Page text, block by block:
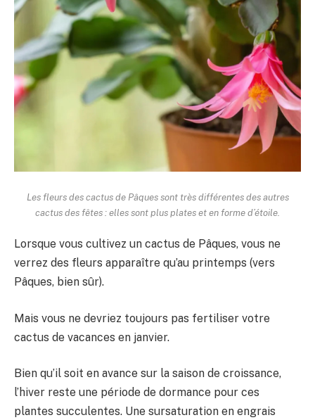
Les fleurs des cactus de Pâques sont très différentes des autres
cactus des fêtes : elles sont plus plates et en forme d’étoile.
Lorsque vous cultivez un cactus de Pâques, vous ne
verrez des fleurs apparaître qu’au printemps (vers
Pâques, bien sûr).
Mais vous ne devriez toujours pas fertiliser votre
cactus de vacances en janvier.
Bien qu’il soit en avance sur la saison de croissance,
l’hiver reste une période de dormance pour ces
plantes succulentes. Une sursaturation en engrais